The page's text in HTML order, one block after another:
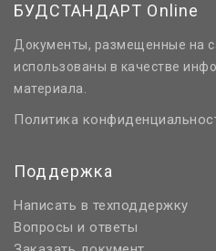
БУДСТАНДАРТ Online
Документы, размещенные на
использованы в качестве
материала.
Политика
Поддержка
Написать в техподдержку
Вопросы и ответы